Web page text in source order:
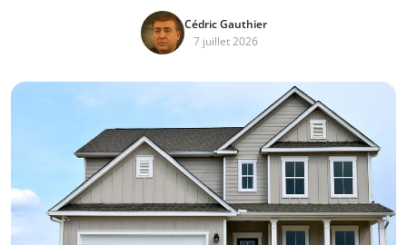
Cédric Gauthier
7 juillet 2026